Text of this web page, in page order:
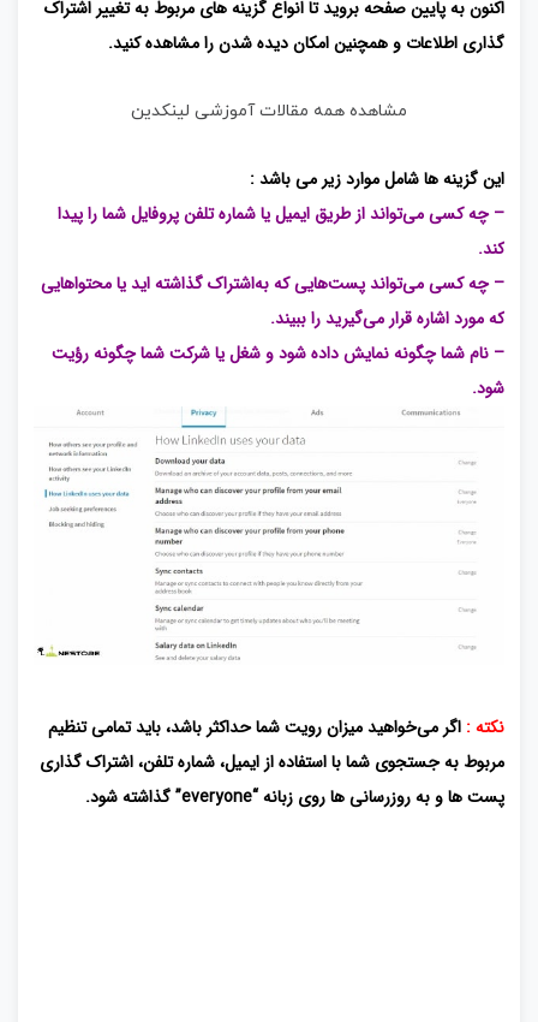
اکنون به پایین صفحه بروید تا انواع گزینه های مربوط به تغییر اشتراک
گذاری اطلاعات و همچنین امکان دیده شدن را مشاهده کنید.
مشاهده همه مقالات آموزشی لینکدین
این گزینه ها شامل موارد زیر می باشد :
– چه کسی می‌تواند از طریق ایمیل یا شماره تلفن پروفایل شما را پیدا
کند.
– چه کسی می‌تواند پست‌هایی که به‌اشتراک گذاشته اید یا محتواهایی
که مورد اشاره قرار می‌گیرید را ببیند.
– نام شما چگونه نمایش داده ‌شود و شغل یا شرکت شما چگونه رؤیت
شود.
نکته : اگر می‌خواهید میزان رویت شما حداکثر باشد، باید تمامی تنظیم
مربوط به جستجوی شما با استفاده از ایمیل، شماره تلفن، اشتراک گذاری
پست ها و به روزرسانی ها روی زبانه “everyone” گذاشته شود.